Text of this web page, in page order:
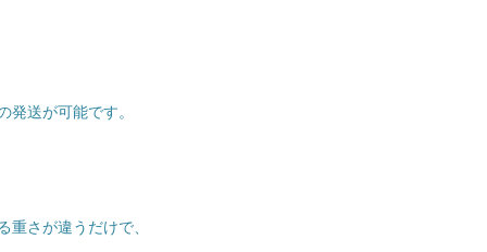
発送が可能です。
さが違うだけで、